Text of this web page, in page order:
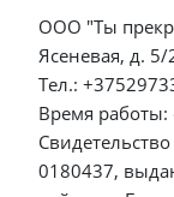
ООО "Ты
Ясеневая, д. 5/
Тел.:
Время работы:
0180437,